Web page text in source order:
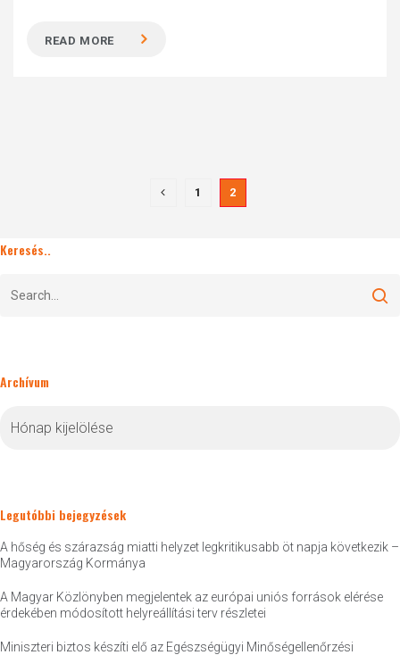
READ MORE
1 2
Keresés..
Archívum
Legutóbbi bejegyzések
A hőség és szárazság miatti helyzet legkritikusabb öt napja következik –
Magyarország Kormánya
A Magyar Közlönyben megjelentek az európai uniós források elérése
érdekében módosított helyreállítási terv részletei
Miniszteri biztos készíti elő az Egészségügyi Minőségellenőrzési